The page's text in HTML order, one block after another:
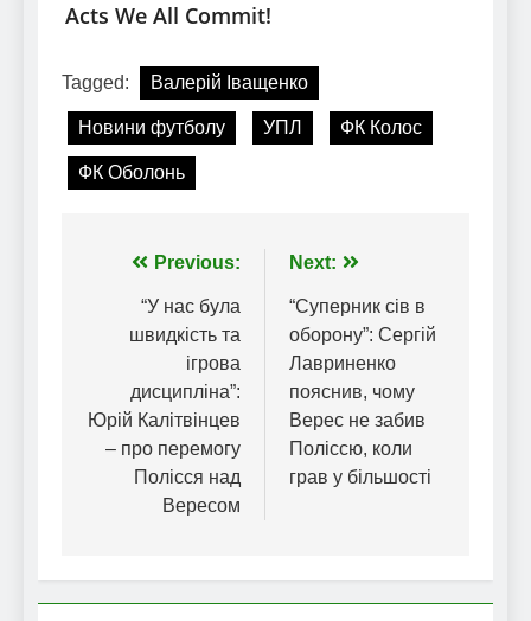
Tagged: Валерій Іващенко
Новини футболу УПЛ ФК Колос
ФК Оболонь
Навігація
записів
Previous:
“У нас була
швидкість та
ігрова
дисципліна”:
Юрій Калітвінцев
– про перемогу
Полісся над
Вересом
Next:
“Суперник сів в
оборону”: Сергій
Лавриненко
пояснив, чому
Верес не забив
Поліссю, коли
грав у більшості